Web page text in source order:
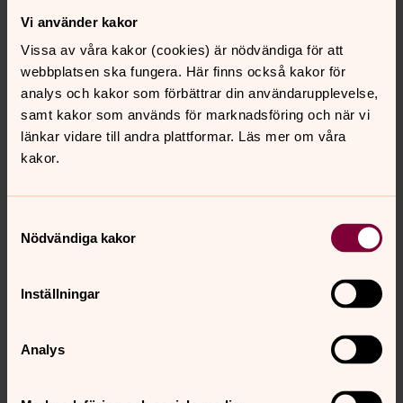
Vi använder kakor
Vissa av våra kakor (cookies) är nödvändiga för att
webbplatsen ska fungera. Här finns också kakor för
analys och kakor som förbättrar din användarupplevelse,
samt kakor som används för marknadsföring och när vi
länkar vidare till andra plattformar. Läs mer om våra
kakor.
Nödvändiga kakor
Inställningar
Analys
Boka dop
Gör din bokningsförfrågan här
Bokning av dop för unga och